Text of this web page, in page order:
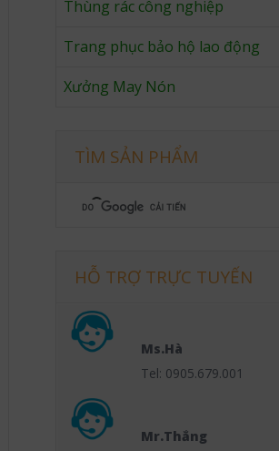
Thùng rác công nghiệp
Trang phục bảo hộ lao động
Xưởng May Nón
TÌM SẢN PHẨM
HỖ TRỢ TRỰC TUYẾN
Ms.Hà
Tel: 0905.679.001
Mr.Thắng